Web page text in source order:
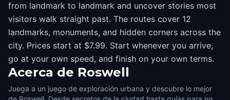
from landmark to landmark and uncover stories most
visitors walk straight past. The routes cover 12
landmarks, monuments, and hidden corners across the
city. Prices start at $7.99. Start whenever you arrive,
go at your own speed, and finish on your own terms.
Acerca de Roswell
Juega a un juego de exploración urbana y descubre lo mejor